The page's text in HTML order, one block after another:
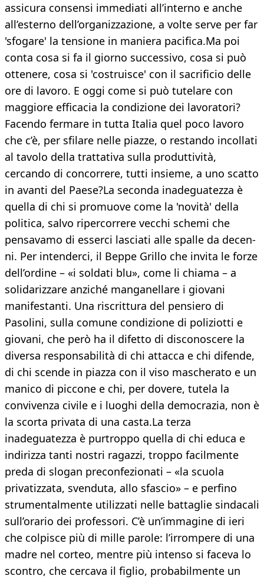
assicura consensi imme­diati all’interno e anche
all’esterno dell’or­ganizzazione, a volte serve per far
'sfogare' la tensione in maniera pacifica.Ma poi
con­ta cosa si fa il giorno successivo, cosa si può
ottenere, cosa si 'costruisce' con il sacrificio delle
ore di lavoro. E oggi come si può tute­lare con
maggiore efficacia la condizione dei lavoratori?
Facendo fermare in tutta I­talia quel poco lavoro
che c’è, per sfilare nelle piazze, o restando incollati
al tavolo della trattativa sulla produttività,
cercando di concorrere, tutti insieme, a uno scatto
in avanti del Paese?La seconda inadeguatezza è
quella di chi si promuove come la 'novità' della
politica, salvo ripercorrere vecchi schemi che
pensa­vamo di esserci lasciati alle spalle da decen­
ni. Per intenderci, il Beppe Grillo che invita le forze
dell’ordine – «i soldati blu», come li chiama – a
solidarizzare anziché manganel­lare i giovani
manifestanti. Una riscrittura del pensiero di
Pasolini, sulla comune condizio­ne di poliziotti e
giovani, che però ha il difet­to di disconoscere la
diversa responsabilità di chi attacca e chi difende,
di chi scende in piazza con il viso mascherato e un
manico di piccone e chi, per dovere, tutela la
convivenza civile e i luoghi della democrazia, non è
la scorta privata di una casta.La terza
inadeguatezza è purtroppo quella di chi educa e
indirizza tanti nostri ragazzi, trop­po facilmente
preda di slogan preconfezio­nati – «la scuola
privatizzata, svenduta, allo sfascio» – e perfino
strumentalmente utiliz­zati nelle battaglie sindacali
sull’orario dei professori. C’è un’immagine di ieri
che col­pisce più di mille parole: l’irrompere di una
madre nel corteo, mentre più intenso si fa­ceva lo
scontro, che cercava il figlio, proba­bilmente un